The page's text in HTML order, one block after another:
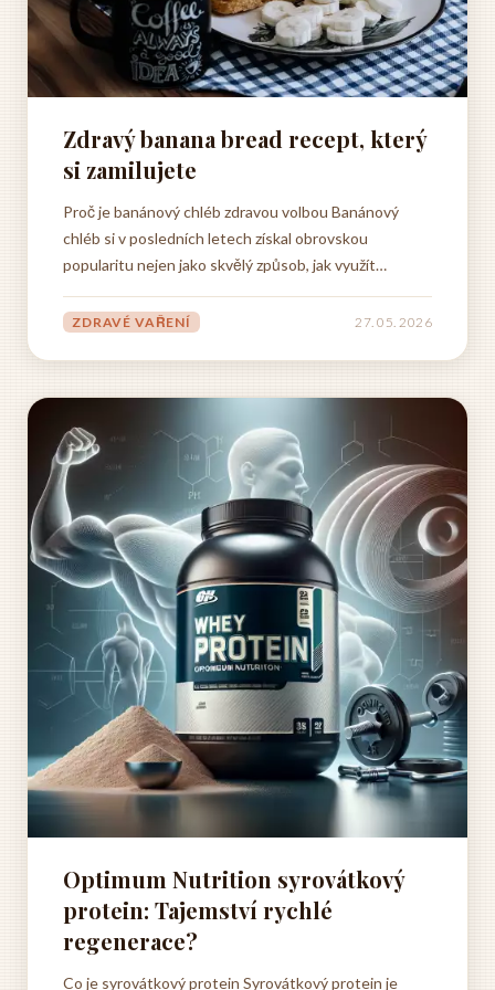
Zdravý banana bread recept, který
si zamilujete
Proč je banánový chléb zdravou volbou Banánový
chléb si v posledních letech získal obrovskou
popularitu nejen jako skvělý způsob, jak využít
alternativa tradičních sladkých pečených moučníků.
ZDRAVÉ VAŘENÍ 27. 05. 2026
Optimum Nutrition syrovátkový
protein: Tajemství rychlé
regenerace?
Co je syrovátkový protein Syrovátkový protein je